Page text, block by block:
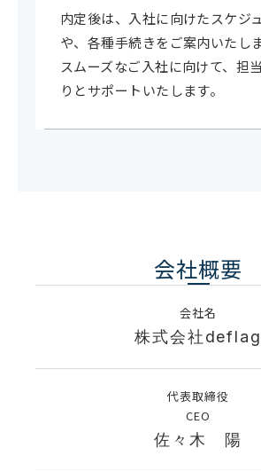
内定後は、入社に向けたスケジ
や、各種手続きをご案内いたしま
スムーズなご入社に向けて、担
りとサポートいたします。
会社概要
会社名
株式会社deflag
代表取締役
CEO
佐々木 陽